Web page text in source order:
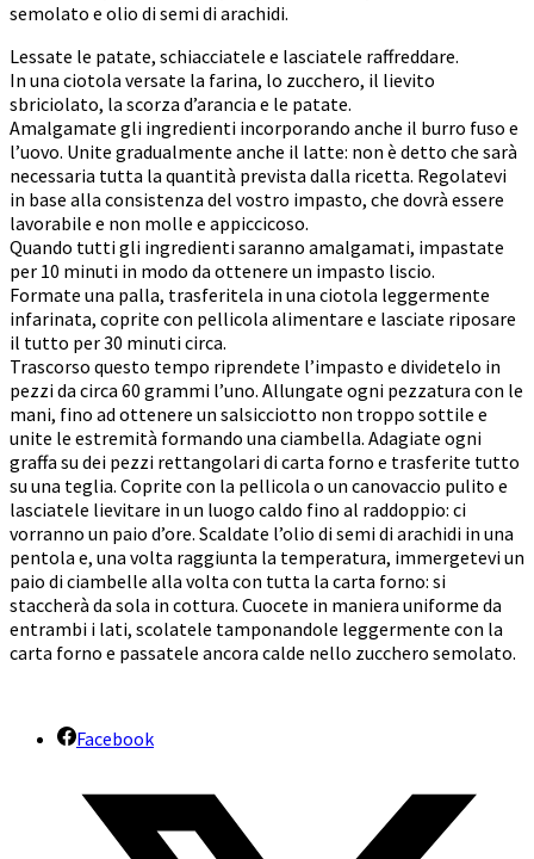
semolato e olio di semi di arachidi.
Lessate le patate, schiacciatele e lasciatele raffreddare.
In una ciotola versate la farina, lo zucchero, il lievito
sbriciolato, la scorza d’arancia e le patate.
Amalgamate gli ingredienti incorporando anche il burro fuso e
l’uovo. Unite gradualmente anche il latte: non è detto che sarà
necessaria tutta la quantità prevista dalla ricetta. Regolatevi
in base alla consistenza del vostro impasto, che dovrà essere
lavorabile e non molle e appiccicoso.
Quando tutti gli ingredienti saranno amalgamati, impastate
per 10 minuti in modo da ottenere un impasto liscio.
Formate una palla, trasferitela in una ciotola leggermente
infarinata, coprite con pellicola alimentare e lasciate riposare
il tutto per 30 minuti circa.
Trascorso questo tempo riprendete l’impasto e dividetelo in
pezzi da circa 60 grammi l’uno. Allungate ogni pezzatura con le
mani, fino ad ottenere un salsicciotto non troppo sottile e
unite le estremità formando una ciambella. Adagiate ogni
graffa su dei pezzi rettangolari di carta forno e trasferite tutto
su una teglia. Coprite con la pellicola o un canovaccio pulito e
lasciatele lievitare in un luogo caldo fino al raddoppio: ci
vorranno un paio d’ore. Scaldate l’olio di semi di arachidi in una
pentola e, una volta raggiunta la temperatura, immergetevi un
paio di ciambelle alla volta con tutta la carta forno: si
staccherà da sola in cottura. Cuocete in maniera uniforme da
entrambi i lati, scolatele tamponandole leggermente con la
carta forno e passatele ancora calde nello zucchero semolato.
Facebook